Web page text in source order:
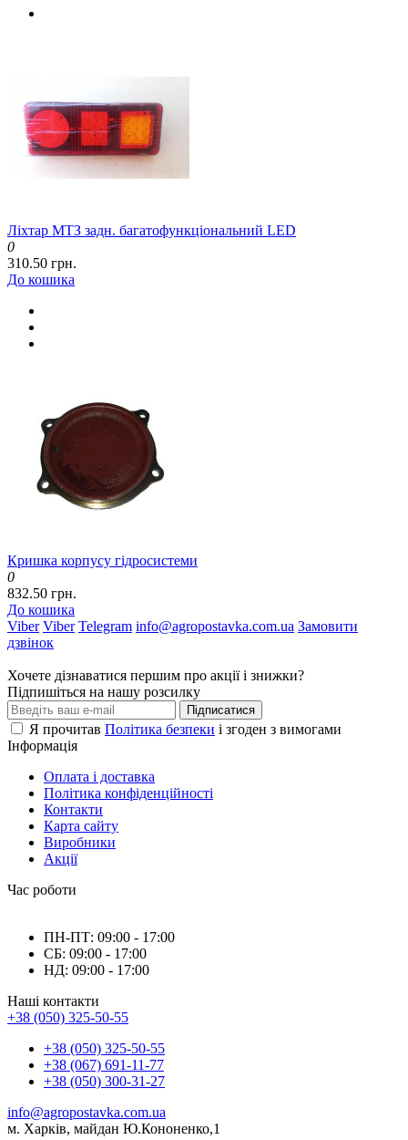
Ліхтар МТЗ задн. багатофункціональний LED
0
310.50 грн.
До кошика
Кришка корпусу гідросистеми
0
832.50 грн.
До кошика
Viber Viber Telegram info@agropostavka.com.ua Замовити
дзвінок
Хочете дізнаватися першим про акції і знижки?
Підпишіться на нашу розсилку
Підписатися
Я прочитав Політика безпеки і згоден з вимогами
Інформація
Оплата і доставка
Політика конфіденційності
Контакти
Карта сайту
Виробники
Акції
Час роботи
ПН-ПТ: 09:00 - 17:00
СБ: 09:00 - 17:00
НД: 09:00 - 17:00
Наші контакти
+38 (050) 325-50-55
+38 (050) 325-50-55
+38 (067) 691-11-77
+38 (050) 300-31-27
info@agropostavka.com.ua
м. Харків, майдан Ю.Кононенко,1